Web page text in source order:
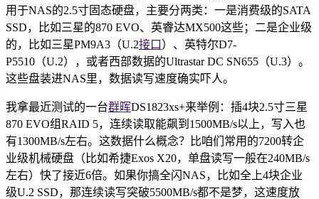
用于NAS的2.5寸固态硬盘，主要分两类：一是消费级的SATA
SSD，比如三星的870 EVO、英睿达MX500这些；二是企业级
的，比如三星PM9A3（U.2接口 ）、英特尔D7-
P5510（U.2），或者西部数据的Ultrastar DC SN655（U.3）。
这些盘装进NAS里，数据读写速度确实吓人。
我拿最近测试的一台群晖DS1823xs+来举例：插4块2.5寸三星
870 EVO组RAID 5，连续读取能飙到1500MB/s以上，写入也
有1300MB/s左右。这数据什么概念？比咱们常用的7200转企
业级机械硬盘（比如希捷Exos X20，单盘读写一般在240MB/s
左右）快了接近6倍。如果你搞全闪NAS，比如全上4块企业
级U.2 SSD，那连续读写突破5500MB/s都不是梦，这速度放